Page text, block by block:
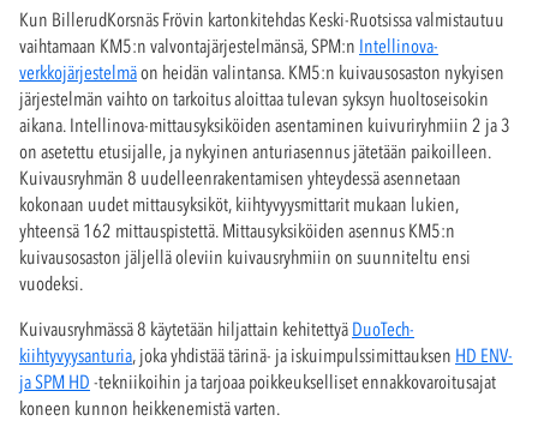
Kun BillerudKorsnäs Frövin kartonkitehdas Keski-Ruotsissa valmistautuu
vaihtamaan KM5:n valvontajärjestelmänsä, SPM:n Intellinova-
verkkojärjestelmäon heidän valintansa. KM5:n kuivausosaston nykyisen
järjestelmän vaihto on tarkoitus aloittaa tulevan syksyn huoltoseisokin
aikana. Intellinova-mittausyksiköiden asentaminen kuivuriryhmiin 2 ja 3
on asetettu etusijalle, ja nykyinen anturiasennus jätetään paikoilleen.
Kuivausryhmän 8 uudelleenrakentamisen yhteydessä asennetaan
kokonaan uudet mittausyksiköt, kiihtyvyysmittarit mukaan lukien,
yhteensä 162 mittauspistettä. Mittausyksiköiden asennus KM5:n
kuivausosaston jäljellä oleviin kuivausryhmiin on suunniteltu ensi
vuodeksi.
Kuivausryhmässä 8 käytetään hiljattain kehitettyä DuoTech-
kiihtyvyysanturia, joka yhdistää tärinä- ja iskuimpulssimittauksen HD ENV-
ja SPM HD -tekniikoihin ja tarjoaa poikkeukselliset ennakkovaroitusajat
koneen kunnon heikkenemistä varten.